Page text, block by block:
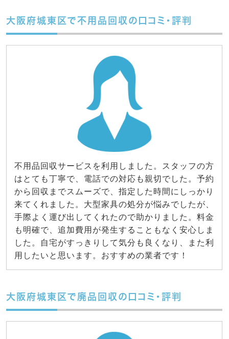
大阪府城東区で不用品回収の口コミ・評判
不用品回収サービスを利用しました。スタッフの方
はとても丁寧で、電話での対応も親切でした。予約
から回収までスムーズで、指定した時間にしっかり
来てくれました。大型家具の処分が悩みでしたが、
手際よく運び出してくれたので助かりました。料金
も明確で、追加費用が発生することもなく安心しま
した。自宅がすっきりして気分も良くなり、また利
用したいと思います。おすすめの業者です！
大阪府城東区で廃品回収の口コミ・評判